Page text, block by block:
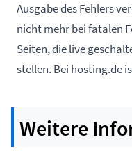
Ausgabe des Fehlers
nicht mehr bei fatalen
Seiten, die live
stellen. Bei hosting.de
Weitere